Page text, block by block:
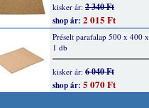
kisker ár: 2 340 Ft
shop ár: 2 015 Ft
Préselt parafalap 500 x 400
1 db
kisker ár: 6 040 Ft
shop ár: 5 070 Ft